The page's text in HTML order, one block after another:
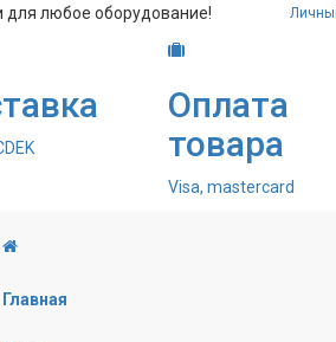
для любое оборудование!
Оплата
товара
Visa, mastercard
Главная